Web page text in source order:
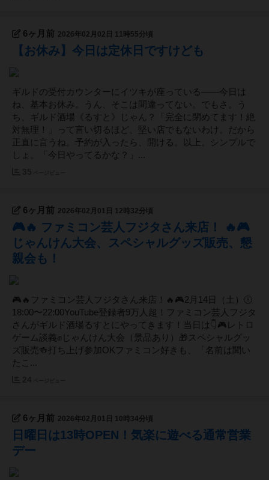
6ヶ月前 2026年02月02日 11時55分頃
【お休み】今日は定休日ですけども
ギルドの受付カウンターにイツキが座っている――今日は
ね、基本お休み。うん、そこは間違ってない。でもさ。う
ち、ギルド酒場《るすと》じゃん？「完全に閉めてます！絶
対無理！」って言い切るほど、堅い店でもないわけ。だから
正直に言うね。予約が入ったら、開ける。以上。シンプルで
しょ。「今日やってるかな？」...
6ヶ月前 2026年02月01日 12時32分頃
🎮🔥 ファミコン芸人フジタさん来店！ 🔥🎮
じゃんけん大会、スペシャルグッズ販売、懇
親会も！
🎮🔥ファミコン芸人フジタさん来店！🔥🎮2月14日（土）🕕
18:00〜22:00YouTube登録者9万人超！ファミコン芸人フジタ
さんがギルド酒場るすとにやってきます！当日は👇🎮レトロ
ゲーム談義✊じゃんけん大会（景品あり）🎁スペシャルグッ
ズ販売🍻打ち上げ参加OKファミコン好きも、「名前は聞い
たこ...
6ヶ月前 2026年02月01日 10時34分頃
日曜日は13時OPEN！気楽に遊べる通常営業
デー